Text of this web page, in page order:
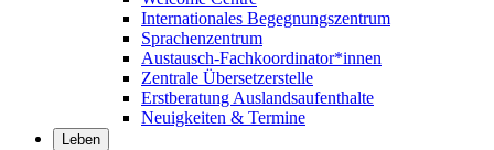
Internationales Begegnungszentrum
Sprachenzentrum
Austausch-Fachkoordinator*innen
Zentrale Übersetzerstelle
Erstberatung Auslandsaufenthalte
Neuigkeiten & Termine
Leben